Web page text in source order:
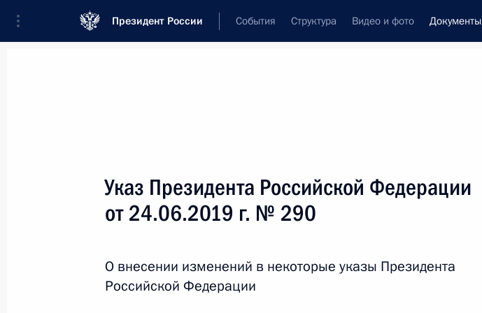
Президент России События Структура Видео и фото Документы
Текст в документе
Все
Дата вступления в силу...
Указ Президента Российской Федерации
от 24.06.2019 г. № 290
О внесении изменений в некоторые указы Президента
Российской Федерации